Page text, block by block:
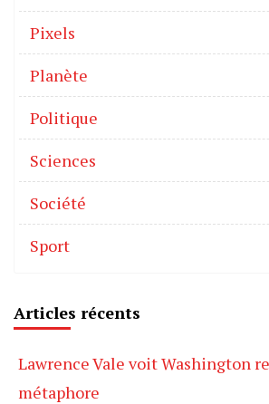
Pixels
Planète
Politique
Sciences
Société
Sport
Articles récents
Lawrence Vale voit Washington
métaphore